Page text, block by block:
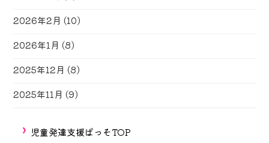
2026年2月 (10)
2026年1月 (8)
2025年12月 (8)
2025年11月 (9)
児童発達支援ぱっそTOP